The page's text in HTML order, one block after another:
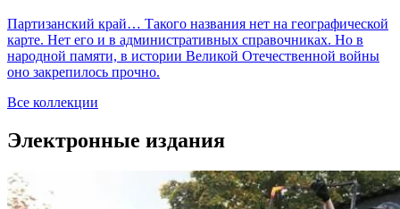
Партизанский край… Такого названия нет на географической
карте. Нет его и в административных справочниках. Но в
народной памяти, в истории Великой Отечественной войны
оно закрепилось прочно.
Все коллекции
Электронные издaния